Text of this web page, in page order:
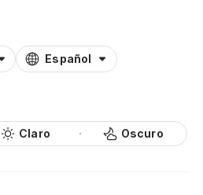
Español
Claro Oscuro